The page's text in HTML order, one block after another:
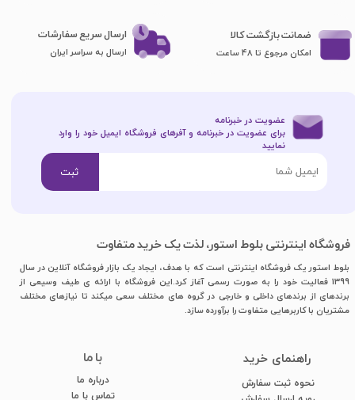
فروشگاه اینترنتی بلوط استور، لذت یک خرید متفاوت
بلوط استور یک فروشگاه اینترنتی است که با هدف، ایجاد یک بازار فروشگاه آنلاین در سال
1399 فعالیت خود را به صورت رسمی آغاز کرد.این فروشگاه با ارائه ی طیف وسیعی از
برندهای از برندهای داخلی و خارجی در گروه های مختلف سعی میکند تا نیازهای مختلف
مشتریان با کاربرهایی متفاوت را برآورده سازد.
با ما
درباره ما
تماس با ما
​راهنمای خرید
نحوه ثبت سفارش
ضمانت بازگشت کالا
امکان مرجوع تا 48 ساعت
ارسال سریع سفارشات
ارسال به سراسر ایران
عضویت در خبرنامه
برای عضویت در خبرنامه و آفرهای فروشگاه ایمیل خود را وارد
نمایید​​​​​​​
ثبت